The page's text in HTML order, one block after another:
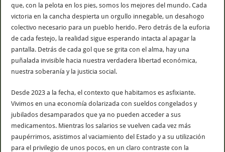
que, con la pelota en los pies, somos los mejores del mundo. Cada
victoria en la cancha despierta un orgullo innegable, un desahogo
colectivo necesario para un pueblo herido. Pero detrás de la euforia
de cada festejo, la realidad sigue esperando intacta al apagar la
pantalla. Detrás de cada gol que se grita con el alma, hay una
puñalada invisible hacia nuestra verdadera libertad económica,
nuestra soberanía y la justicia social.
Desde 2023 a la fecha, el contexto que habitamos es asfixiante.
Vivimos en una economía dolarizada con sueldos congelados y
jubilados desamparados que ya no pueden acceder a sus
medicamentos. Mientras los salarios se vuelven cada vez más
paupérrimos, asistimos al vaciamiento del Estado y a su utilización
para el privilegio de unos pocos, en un claro contraste con la